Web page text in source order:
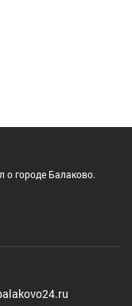
городе Балаково.